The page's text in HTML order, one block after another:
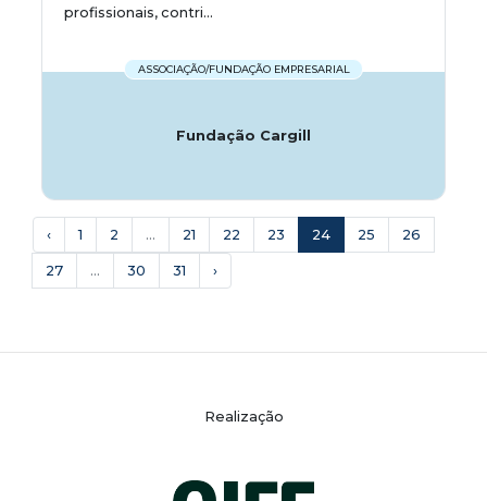
profissionais, contri...
ASSOCIAÇÃO/FUNDAÇÃO EMPRESARIAL
Fundação Cargill
‹ 1 2 ... 21 22 23 24 25 26
27 ... 30 31 ›
Realização